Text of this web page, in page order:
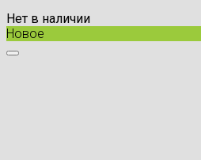
Нет в наличии
Новое